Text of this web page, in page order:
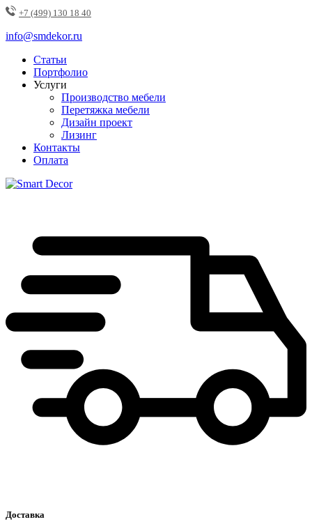
+7 (499) 130 18 40
info@smdekor.ru
Статьи
Портфолио
Услуги
Производство мебели
Перетяжка мебели
Дизайн проект
Лизинг
Контакты
Оплата
Доставка